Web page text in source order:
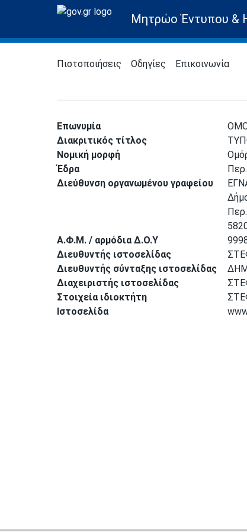
Μητρώο Έντυπου &
Πιστοποιήσεις Οδηγίες
Επικοινωνία
Επωνυμία
Διακριτικός τίτλος
Νομική μορφή
Έδρα
Διεύθυνση οργανωμένου γραφείου
Α.Φ.Μ. / αρμόδια Δ.Ο.Υ
Διευθυντής ιστοσελίδας
Διευθυντής σύνταξης ιστοσελίδας
Διαχειριστής ιστοσελίδας
Στοιχεία ιδιοκτήτη
Ιστοσελίδα